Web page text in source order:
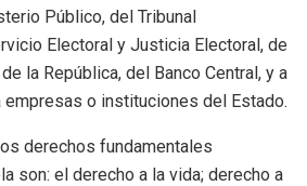
Público, del Tribunal
Electoral y Justicia Electoral, de
la República, del Banco Central, y a
o instituciones del Estado.
derechos fundamentales
son: el derecho a la vida; derecho a